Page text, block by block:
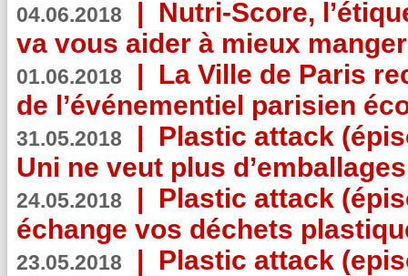
04.06.2018 | Nutri-Score,
va vous aider à mieux
01.06.2018 | La Ville de Paris
de l’événementiel parisien
31.05.2018 | Plastic attack
Uni ne veut plus
24.05.2018 | Plastic attack
échange vos déchets
23.05.2018 | Plastic attack